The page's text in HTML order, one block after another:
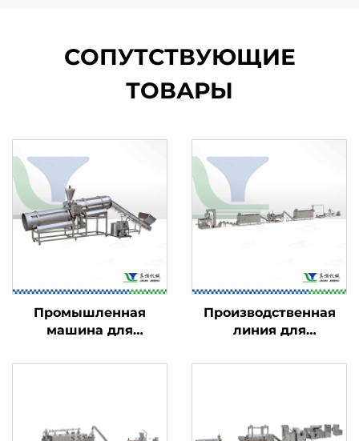
СОПУТСТВУЮЩИЕ
ТОВАРЫ
Промышленная
машина для
пищевых продуктов
Производственная
линия для
— завтраков